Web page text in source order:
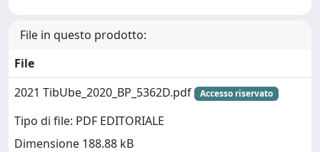
File in questo prodotto:
File
2021 TibUbe_2020_BP_5362D.pdf
Accesso riservato
Tipo di file: PDF EDITORIALE
Dimensione 188.88 kB